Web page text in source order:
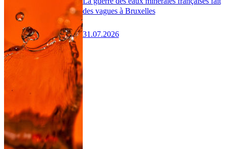
des vagues à Bruxelles
31.07.2026